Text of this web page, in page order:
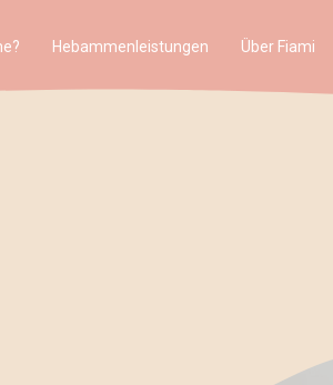
Hebammenleistungen Über Fiami